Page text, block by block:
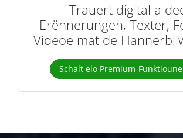
Trauert digital a
Erënnerungen, Texter,
Videoe mat de
Schalt elo Premium-